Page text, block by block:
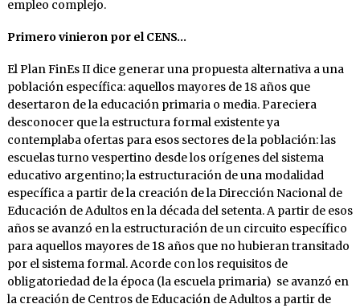
empleo complejo.
Primero vinieron por el CENS…
El Plan FinEs II dice generar una propuesta alternativa a una
población específica: aquellos mayores de 18 años que
desertaron de la educación primaria o media. Pareciera
desconocer que la estructura formal existente ya
contemplaba ofertas para esos sectores de la población: las
escuelas turno vespertino desde los orígenes del sistema
educativo argentino; la estructuración de una modalidad
específica a partir de la creación de la Dirección Nacional de
Educación de Adultos en la década del setenta. A partir de esos
años se avanzó en la estructuración de un circuito específico
para aquellos mayores de 18 años que no hubieran transitado
por el sistema formal. Acorde con los requisitos de
obligatoriedad de la época (la escuela primaria) se avanzó en
la creación de Centros de Educación de Adultos a partir de